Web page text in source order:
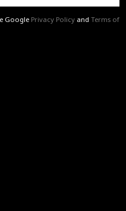
Google Privacy Policy and Terms of
in moda!